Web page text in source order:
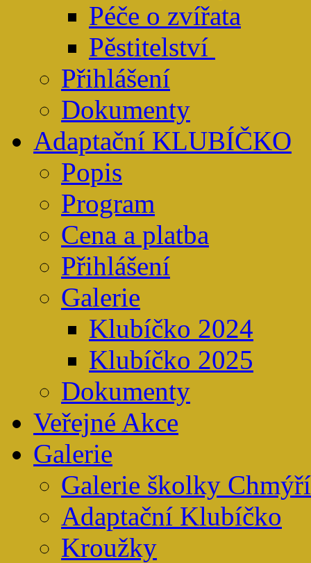
Péče o zvířata
Pěstitelství
Přihlášení
Dokumenty
Adaptační KLUBÍČKO
Popis
Program
Cena a platba
Přihlášení
Galerie
Klubíčko 2024
Klubíčko 2025
Dokumenty
Veřejné Akce
Galerie
Galerie školky
Adaptační Klubíčko
Kroužky